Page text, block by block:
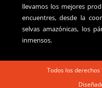
llevamos los mejores
encuentres, desde la
selvas amazónicas, los
inmensos.
Todos los